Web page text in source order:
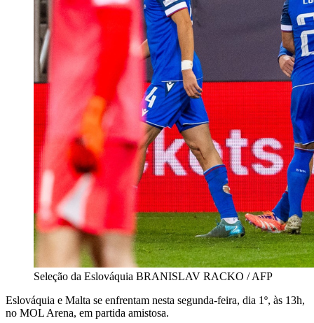
Seleção da Eslováquia BRANISLAV RACKO / AFP
Eslováquia e Malta se enfrentam nesta segunda-feira, dia 1º, às 13h,
no MOL Arena, em partida amistosa.